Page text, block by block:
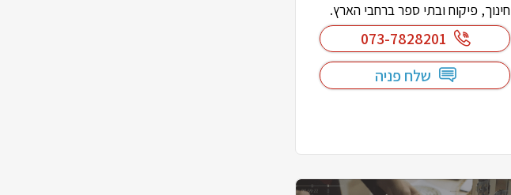
חינוך, פיקוח ובתי ספר ברחבי הארץ.
073-7828201
שלח פניה